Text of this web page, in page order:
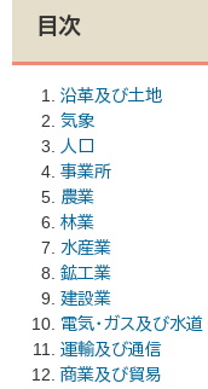
目次
沿革及び土地
気象
人口
事業所
農業
林業
水産業
鉱工業
建設業
電気・ガス及び水道
運輸及び通信
商業及び貿易